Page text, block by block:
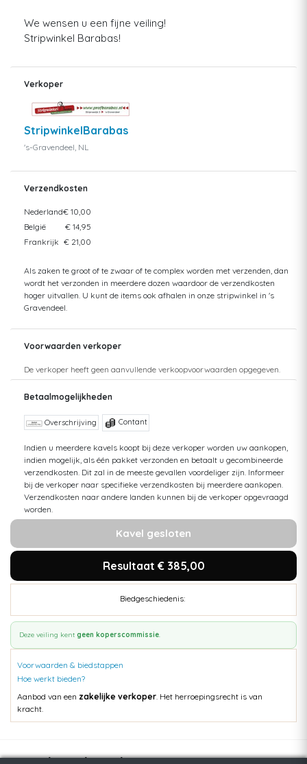
We wensen u een fijne veiling!
Stripwinkel Barabas!
Verkoper
StripwinkelBarabas
's-Gravendeel, NL
Verzendkosten
Nederland€ 10,00
België
€ 14,95
Frankrijk € 21,00
Als zaken te groot of te zwaar of te complex worden met verzenden, dan
wordt het verzonden in meerdere dozen waardoor de verzendkosten
hoger uitvallen. U kunt de items ook afhalen in onze stripwinkel in 's
Gravendeel.
Voorwaarden verkoper
De verkoper heeft geen aanvullende verkoopvoorwaarden opgegeven.
Betaalmogelijkheden
Overschrijving Contant
Indien u meerdere kavels koopt bij deze verkoper worden uw aankopen,
indien mogelijk, als één pakket verzonden en betaalt u gecombineerde
verzendkosten. Dit zal in de meeste gevallen voordeliger zijn. Informeer
bij de verkoper naar specifieke verzendkosten bij meerdere aankopen.
Verzendkosten naar andere landen kunnen bij de verkoper opgevraagd
worden.
Kavel gesloten
Resultaat € 385,00
Biedgeschiedenis:
Deze veiling kent geen koperscommissie.
Voorwaarden & biedstappen
Hoe werkt bieden?
Aanbod van een zakelijke verkoper . Het herroepingsrecht is van
kracht.